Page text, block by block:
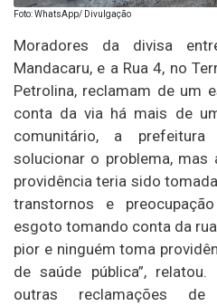
Foto: WhatsApp/ Divulgação
Moradores da divisa
Mandacaru, e a Rua 4, no
Petrolina, reclamam de um
conta da via há mais de
comunitário, a
solucionar o problema, mas
providência teria sido
transtornos e
esgoto tomando conta da
pior e ninguém toma
de saúde pública”,
outras reclamações